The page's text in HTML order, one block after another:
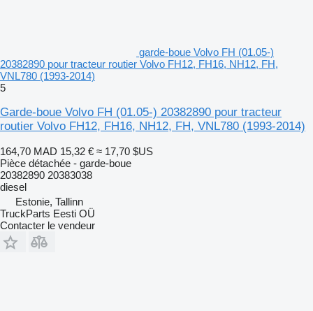
garde-boue Volvo FH (01.05-)
20382890 pour tracteur routier Volvo FH12, FH16, NH12, FH,
VNL780 (1993-2014)
5
Garde-boue Volvo FH (01.05-) 20382890 pour tracteur
routier Volvo FH12, FH16, NH12, FH, VNL780 (1993-2014)
164,70 MAD 15,32 € ≈ 17,70 $US
Pièce détachée - garde-boue
20382890 20383038
diesel
Estonie, Tallinn
TruckParts Eesti OÜ
Contacter le vendeur